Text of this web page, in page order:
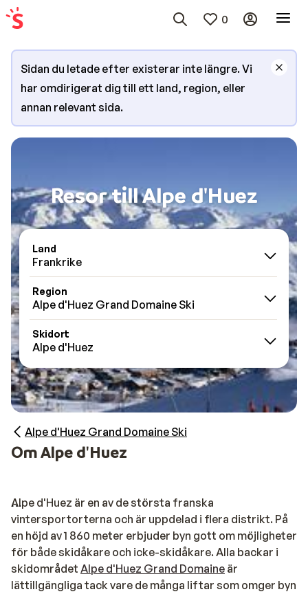
0
Sidan du letade efter existerar inte längre. Vi
har omdirigerat dig till ett land, region, eller
annan relevant sida.
Resor till Alpe d'Huez
Land
Frankrike
Region
Alpe d'Huez Grand Domaine Ski
Skidort
Alpe d'Huez
Alpe d'Huez Grand Domaine Ski
Om Alpe d'Huez
Alpe d'Huez är en av de största franska
vintersportorterna och är uppdelad i flera distrikt. På
en höjd av 1 860 meter erbjuder byn gott om möjligheter
för både skidåkare och icke-skidåkare. Alla backar i
skidområdet Alpe d'Huez Grand Domaine är
lättillgängliga tack vare de många liftar som omger byn.